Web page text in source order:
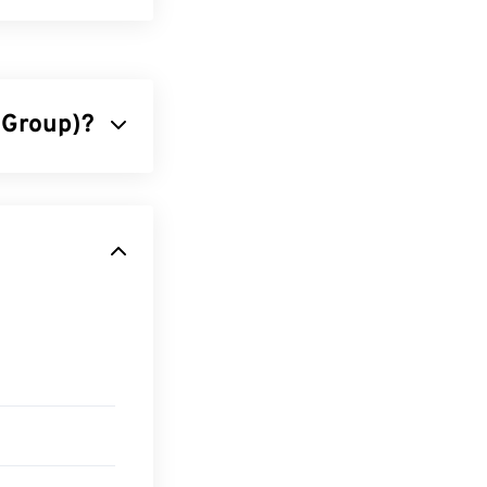
file JPEG li
nostro
e